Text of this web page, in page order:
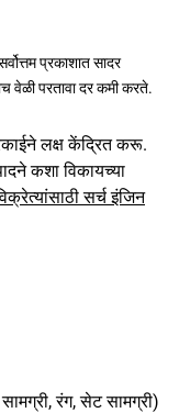
प्रकाशात सादर
वेळी परतावा दर कमी करते.
लक्ष केंद्रित करू.
कशा विकायच्या
सर्च इंजिन
रंग, सेट सामग्री)